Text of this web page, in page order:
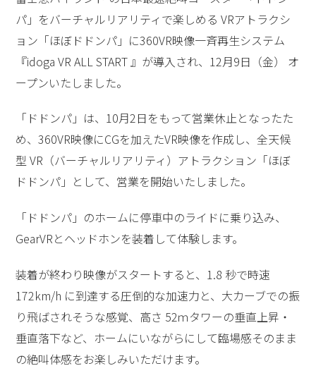
パ」をバーチャルリアリティで楽しめる VRアトラクシ
ョン「ほぼドドンパ」に360VR映像一斉再生システム
『idoga VR ALL START 』が導入され、12月9日（金） オ
ープンいたしました。
「ドドンパ」は、10月2日をもって営業休止となったた
め、360VR映像にCGを加えたVR映像を作成し、全天候
型 VR（バーチャルリアリティ）アトラクション「ほぼ
ドドンパ」として、営業を開始いたしました。
「ドドンパ」のホームに停車中のライドに乗り込み、
GearVRとヘッドホンを装着して体験します。
装着が終わり映像がスタートすると、1.8 秒で時速
172km/h に到達する圧倒的な加速力と、大カーブでの振
り飛ばされそうな感覚、高さ 52ｍタワーの垂直上昇・
垂直落下など、ホームにいながらにして臨場感そのまま
の絶叫体感をお楽しみいただけます。